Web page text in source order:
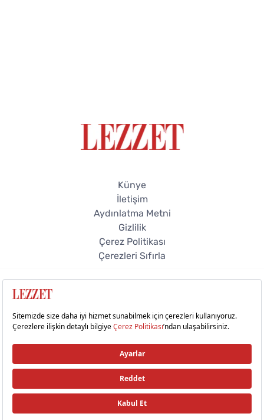
Künye
İletişim
Aydınlatma Metni
Gizlilik
Çerez Politikası
Çerezleri Sıfırla
© 2026 Lezzet Online. Tüm hakları saklıdır.